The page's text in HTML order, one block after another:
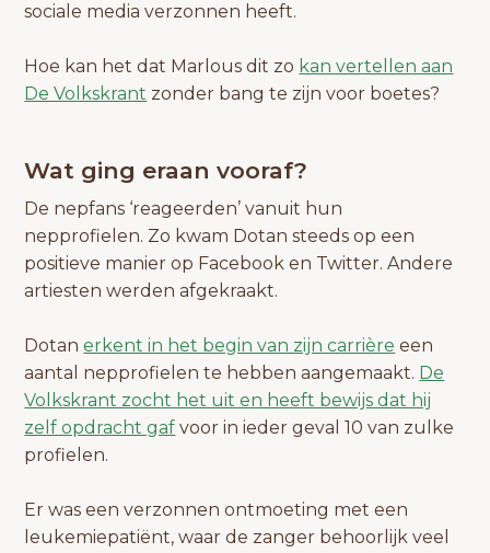
sociale media verzonnen heeft.
Hoe kan het dat Marlous dit zo kan vertellen aan
De Volkskrant zonder bang te zijn voor boetes?
Wat ging eraan vooraf?
De nepfans ‘reageerden’ vanuit hun
nepprofielen. Zo kwam Dotan steeds op een
positieve manier op Facebook en Twitter. Andere
artiesten werden afgekraakt.
Dotanerkent in het begin van zijn carrière een
aantal nepprofielen te hebben aangemaakt. De
Volkskrant zocht het uit en heeft bewijs dat hij
zelf opdracht gaf voor in ieder geval 10 van zulke
profielen.
Er was een verzonnen ontmoeting met een
leukemiepatiënt, waar de zanger behoorlijk veel